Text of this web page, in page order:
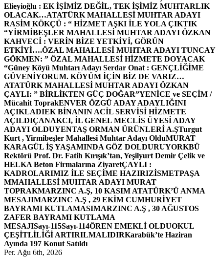
Elieyioğlu : EK İŞİMİZ DEĞİL, TEK İŞİMİZ MUHTARLIK
OLACAK…ATATÜRK MAHALLESİ MUHTAR ADAYI
RASİM KÖKÇÜ : “ HİZMET AŞKI İLE YOLA ÇIKTIK
“YİRMİBEŞLER MAHALLESİ MUHTAR ADAYI ÖZKAN
KAHVECİ : VERİN BİZE YETKİYİ, GÖRÜN
ETKİYİ….ÖZAL MAHALLESİ MUHTAR ADAYI TUNCAY
GÖKMEN: ” ÖZAL MAHALLESİ HİZMETE DOYACAK
“Güney Köyü Muhtarı Adayı Serdar Onat : GENÇLİĞİME
GÜVENİYORUM. KÖYÜM İÇİN BİZ DE VARIZ…
ATATÜRK MAHALLESİ MUHTAR ADAYI ÖZKAN
ÇAYLI: ” BİRLİKTEN GÜÇ DOĞAR”YENİCE ve SEÇİM /
Mücahit ToprakENVER ÖZGÜ ADAY ADAYLIĞINI
AÇIKLADIEK BİNANIN ACİL SERVİSİ HİZMETE
AÇILDIÇANAKCI, İL GENEL MECLİS ÜYESİ ADAY
ADAYI OLDUYENTAŞ ORMAN ÜRÜNLERİ A.ŞTurgut
Kurt , Yirmibeşler Mahallesi Muhtar Adayı OlduMURAT
KARAGÜL İŞ YAŞAMINDA GÖZ DOLDURUYORKBÜ
Rektörü Prof. Dr. Fatih Kırışık’tan, Yeşilyurt Demir Çelik ve
HELKA Beton Firmalarına ZiyaretÇAYLI :
KADROLARIMIZ İLE SEÇİME HAZIRIZİSMETPAŞA
MMAHALLESİ MUHTAR ADAYI MURAT
TOPRAKMARZINC A.Ş, 10 KASIM ATATÜRK’Ü ANMA
MESAJIMARZINC A.Ş , 29 EKİM CUMHURİYET
BAYRAMI KUTLAMASIMARZINC A.Ş , 30 AĞUSTOS
ZAFER BAYRAMI KUTLAMA
MESAJISayı-115Sayı-114ÖREN EMEKLİ OLDUOKUL
ÇEŞİTLİLİĞİ ARTIRILMALIDIRKarabük’te Haziran
Ayında 197 Konut Satıldı
Per. Ağu 6th, 2026